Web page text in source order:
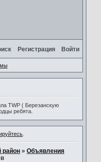
Регистрация Войти
TWP ( Березанскую
ребята.
район » Объявления